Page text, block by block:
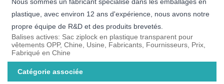
plastique, avec environ 12 ans d'expérience, nous avons notre
propre équipe de R&D et des produits brevetés.
Balises actives: Sac ziplock en plastique transparent pour
vêtements OPP, Chine, Usine, Fabricants, Fournisseurs, Prix,
Fabriqué en Chine
Catégorie associée